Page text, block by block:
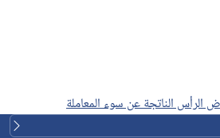
الناتجة عن سوء المعاملة